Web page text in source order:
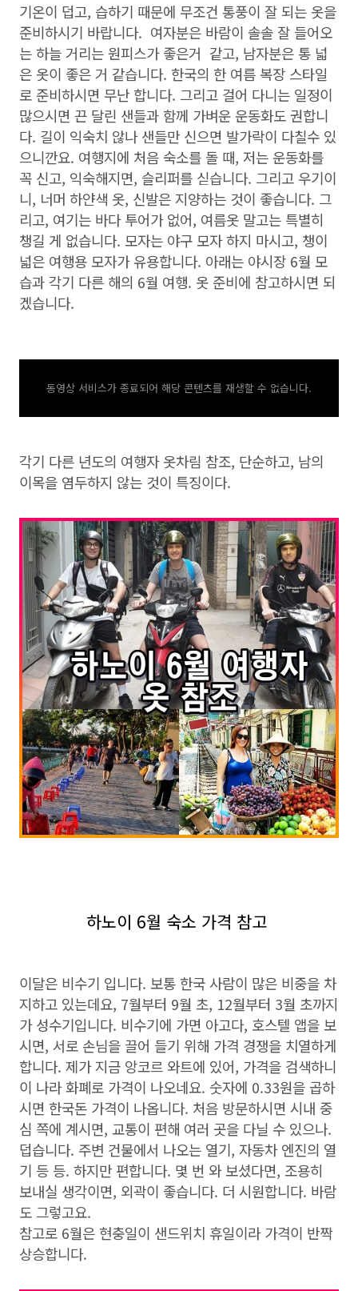
기온이 덥고, 습하기 때문에 무조건 통풍이 잘 되는 옷을
준비하시기 바랍니다. 여자분은 바람이 솔솔 잘 들어오
는 하늘 거리는 원피스가 좋은거 같고, 남자분은 통 넓
은 옷이 좋은 거 같습니다. 한국의 한 여름 복장 스타일
로 준비하시면 무난 합니다. 그리고 걸어 다니는 일정이
많으시면 끈 달린 샌들과 함께 가벼운 운동화도 권합니
다. 길이 익숙치 않나 샌들만 신으면 발가락이 다칠수 있
으니깐요. 여행지에 처음 숙소를 돌 때, 저는 운동화를
꼭 신고, 익숙해지면, 슬리퍼를 싣습니다. 그리고 우기이
니, 너머 하얀색 옷, 신발은 지양하는 것이 좋습니다. 그
리고, 여기는 바다 투어가 없어, 여름옷 말고는 특별히
챙길 게 없습니다. 모자는 야구 모자 하지 마시고, 챙이
넓은 여행용 모자가 유용합니다. 아래는 야시장 6월 모
습과 각기 다른 해의 6월 여행. 옷 준비에 참고하시면 되
겠습니다.
동영상 서비스가 종료되어 해당 콘텐츠를 재생할 수 없습니다.
각기 다른 년도의 여행자 옷차림 참조, 단순하고, 남의
이목을 염두하지 않는 것이 특징이다.
하노이 6월 숙소 가격 참고
이달은 비수기 입니다. 보통 한국 사람이 많은 비중을 차
지하고 있는데요, 7월부터 9월 초, 12월부터 3월 초까지
가 성수기입니다. 비수기에 가면 아고다, 호스텔 앱을 보
시면, 서로 손님을 끌어 들기 위해 가격 경쟁을 치열하게
합니다. 제가 지금 앙코르 와트에 있어, 가격을 검색하니
이 나라 화폐로 가격이 나오네요. 숫자에 0.33원을 곱하
시면 한국돈 가격이 나옵니다. 처음 방문하시면 시내 중
심 쪽에 계시면, 교통이 편해 여러 곳을 다닐 수 있으나.
덥습니다. 주변 건물에서 나오는 열기, 자동차 엔진의 열
기 등 등. 하지만 편합니다. 몇 번 와 보셨다면, 조용히
보내실 생각이면, 외곽이 좋습니다. 더 시원합니다. 바람
도 그렇고요.
참고로 6월은 현충일이 샌드위치 휴일이라 가격이 반짝
상승합니다.